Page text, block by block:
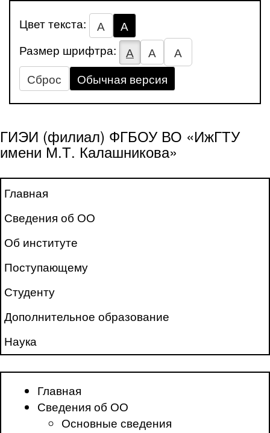
Цвет текста: А
А
Размер шрифтра:
А А
А
Сброс
Обычная версия
ГИЭИ (филиал) ФГБОУ ВО «ИжГТУ
имени М.Т. Калашникова»
Главная
Сведения об ОО
Об институте
Поступающему
Студенту
Дополнительное образование
Наука
Главная
Сведения об ОО
Основные сведения